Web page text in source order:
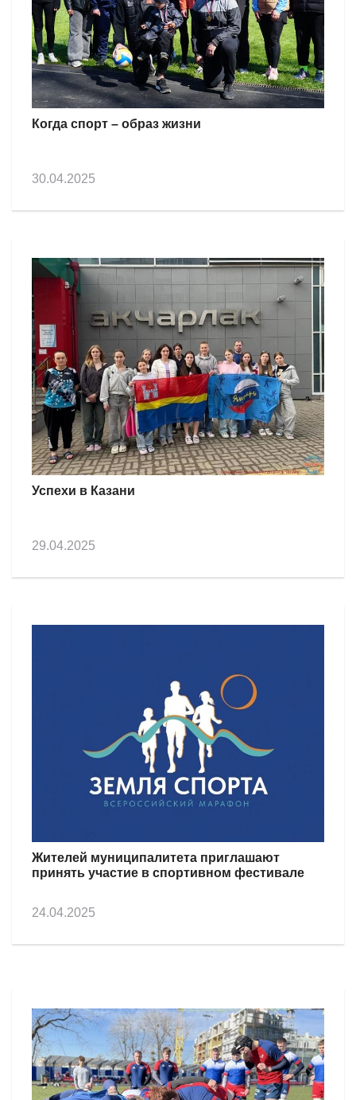
Когда спорт – образ жизни
30.04.2025
Успехи в Казани
29.04.2025
Жителей муниципалитета приглашают
принять участие в спортивном фестивале
24.04.2025